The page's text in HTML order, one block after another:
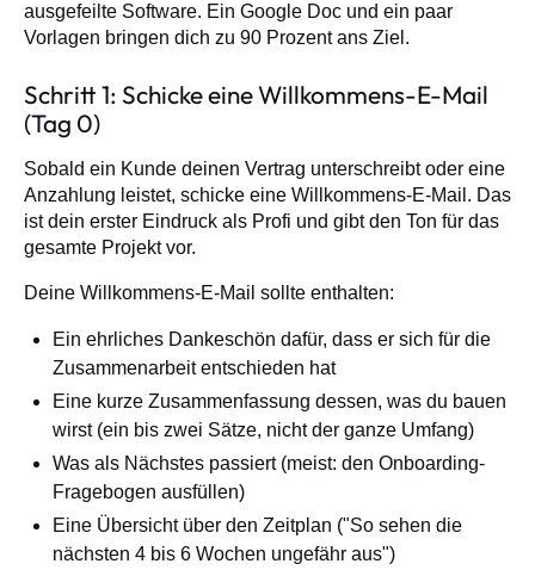
ausgefeilte Software. Ein Google Doc und ein paar
Vorlagen bringen dich zu 90 Prozent ans Ziel.
Schritt 1: Schicke eine Willkommens-E-Mail
(Tag 0)
Sobald ein Kunde deinen Vertrag unterschreibt oder eine
Anzahlung leistet, schicke eine Willkommens-E-Mail. Das
ist dein erster Eindruck als Profi und gibt den Ton für das
gesamte Projekt vor.
Deine Willkommens-E-Mail sollte enthalten:
Ein ehrliches Dankeschön dafür, dass er sich für die
Zusammenarbeit entschieden hat
Eine kurze Zusammenfassung dessen, was du bauen
wirst (ein bis zwei Sätze, nicht der ganze Umfang)
Was als Nächstes passiert (meist: den Onboarding-
Fragebogen ausfüllen)
Eine Übersicht über den Zeitplan ("So sehen die
nächsten 4 bis 6 Wochen ungefähr aus")